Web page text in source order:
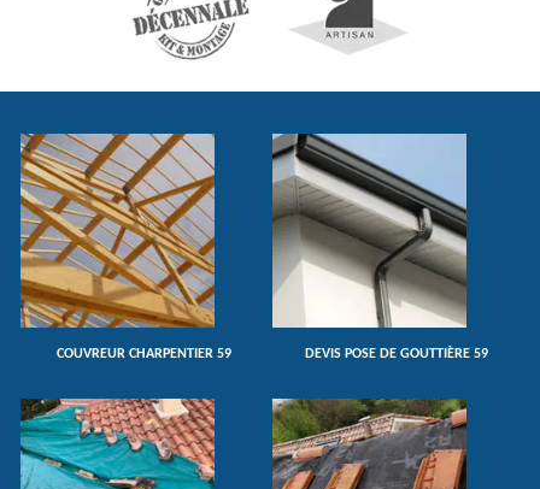
COUVREUR CHARPENTIER 59 DEVIS POSE DE GOUTTIÈRE 59